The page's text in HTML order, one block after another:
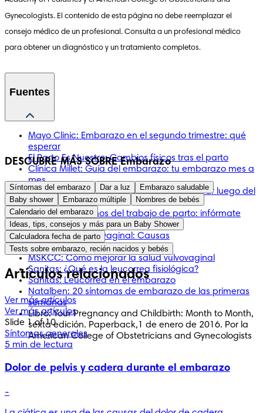
Gynecologists. El contenido de esta página no debe reemplazar el
consejo médico de un profesional. Consulta a un profesional médico
para obtener un diagnóstico y un tratamiento completos.
Fuentes
Mayo Clinic: Embarazo en el segundo trimestre: qué
esperar
El Parto Es Nuestro: Cambios físicos tras el parto
Clínica Millet: Guía del embarazo: tu embarazo mes a
mes
Mayo Clinic: Cuidado posparto: qué esperar luego del
parto vaginal
Mayo Clinic: Signos del trabajo de parto: infórmate
sobre lo que debes esperar
Mayo Clinic: Flujo vaginal: Causas
Mayo Clinic: Vaginosis bacteriana
MSKCC: Cómo mejorar la salud vulvovaginal
Sanitas: ¿Qué es la leucorrea fisiológica?
Sanitas: Leucorrea en el embarazo
Natalben: 20 síntomas de embarazo de las primeras
semanas
Libro: Your Pregnancy and Childbirth: Month to Month,
sexta edición. Paperback,1 de enero de 2016. Por la
American College of Obstetricians and Gynecologists
DESCUBRE MÁS SOBRE Embarazo
Síntomas del embarazo Dar a luz
Embarazo saludable
Baby shower
Embarazo múltiple
Nombres de bebés
Calendario del embarazo
Ideas, tips, consejos y más para un Baby Shower
Calculadora fecha de parto
Tests sobre embarazo, recién nacidos y bebés
Artículos relacionados
Ver más artículos
Ver más artículos
Slide 1 of 10
Síntomas generales
5 min de lectura
Dolor de pelvis y cadera durante el embarazo
-